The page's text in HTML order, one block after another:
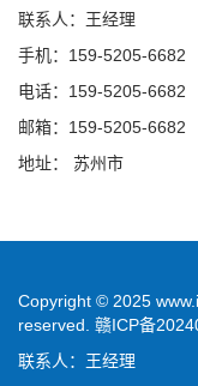
联系人：王经理
手机：159-5205-6682
电话：159-5205-6682
邮箱：159-5205-6682
地址： 苏州市
Copyright © 2025
reserved. 赣ICP备
联系人：王经理